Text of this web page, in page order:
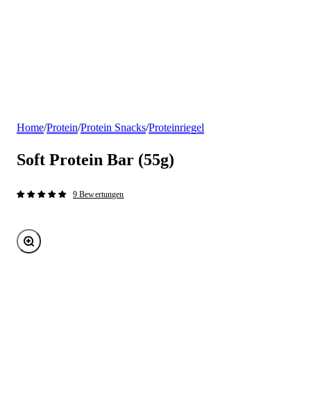
Home/Protein/Protein Snacks/Proteinriegel
Soft Protein Bar (55g)
9 Bewertungen
Bild vergrößern